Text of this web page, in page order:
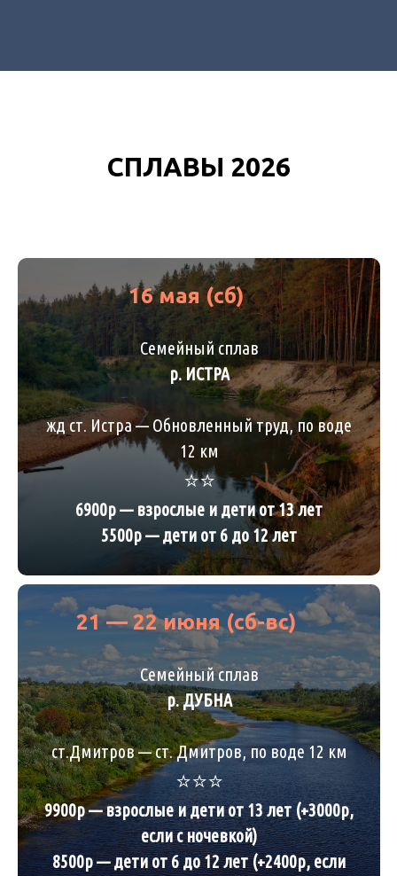
СПЛАВЫ 2026
16 мая (сб)
Семейный сплав
р. ИСТРА
жд ст. Истра — Обновленный труд, по воде
12 км
⭐️⭐️
6900р — взрослые и дети от 13 лет
5500р — дети от 6 до 12 лет
21 — 22 июня (сб-вс)
Семейный сплав
р. ДУБНА
ст.Дмитров — ст. Дмитров, по воде 12 км
⭐️⭐️⭐️
9900р — взрослые и дети от 13 лет (+3000р,
если с ночевкой)
8500р — дети от 6 до 12 лет (+2400р, если